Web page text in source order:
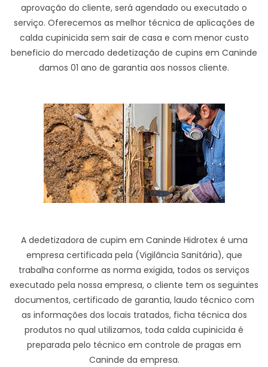
aprovação do cliente, será agendado ou executado o
serviço. Oferecemos as melhor técnica de aplicações de
calda cupinicida sem sair de casa e com menor custo
beneficio do mercado dedetização de cupins em Caninde
damos 01 ano de garantia aos nossos cliente.
A dedetizadora de cupim em Caninde Hidrotex é uma
empresa certificada pela (Vigilância Sanitária), que
trabalha conforme as norma exigida, todos os serviços
executado pela nossa empresa, o cliente tem os seguintes
documentos, certificado de garantia, laudo técnico com
as informações dos locais tratados, ficha técnica dos
produtos no qual utilizamos, toda calda cupinicida é
preparada pelo técnico em controle de pragas em
Caninde da empresa.